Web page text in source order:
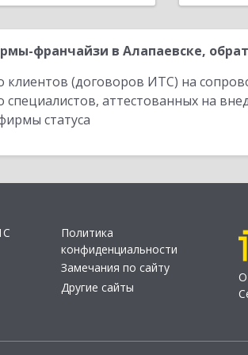
франчайзи в Алапаевске,
клиентов (договоров ИТС) на
специалистов, аттестованных на
статуса
Политика
конфиденциальности
Замечания по сайту
Другие сайты